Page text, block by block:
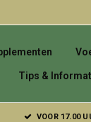
Tips &
VOOR 17.00